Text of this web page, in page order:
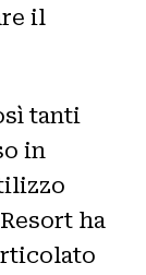
il
tanti
in
ha